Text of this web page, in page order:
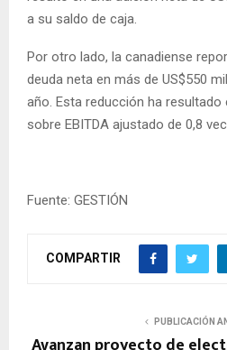
a su saldo de caja.
Por otro lado, la canadiense
deuda neta en más de US$550
año. Esta reducción ha
sobre EBITDA ajustado de 0,8
Fuente: GESTIÓN
COMPARTIR
PUBLICACIÓN